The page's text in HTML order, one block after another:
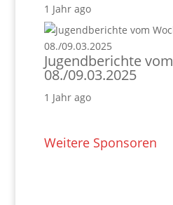
1 Jahr ago
Jugendberichte
08./09.03.2025
1 Jahr ago
Weitere Sponsoren